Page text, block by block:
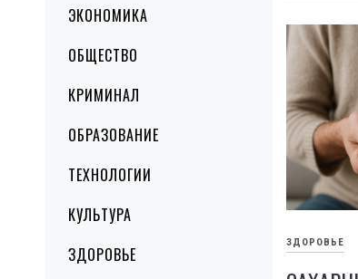
ЭКОНОМИКА
ОБЩЕСТВО
КРИМИНАЛ
ОБРАЗОВАНИЕ
ТЕХНОЛОГИИ
КУЛЬТУРА
ЗДОРОВЬЕ
ЗДОРОВЬЕ